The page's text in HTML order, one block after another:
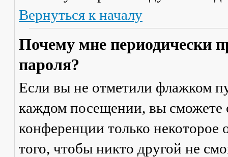
Вернуться к началу
Почему мне периодически
пароля?
Если вы не отметили флажком
каждом посещении, вы сможете
конференции только некоторое
того, чтобы никто другой не